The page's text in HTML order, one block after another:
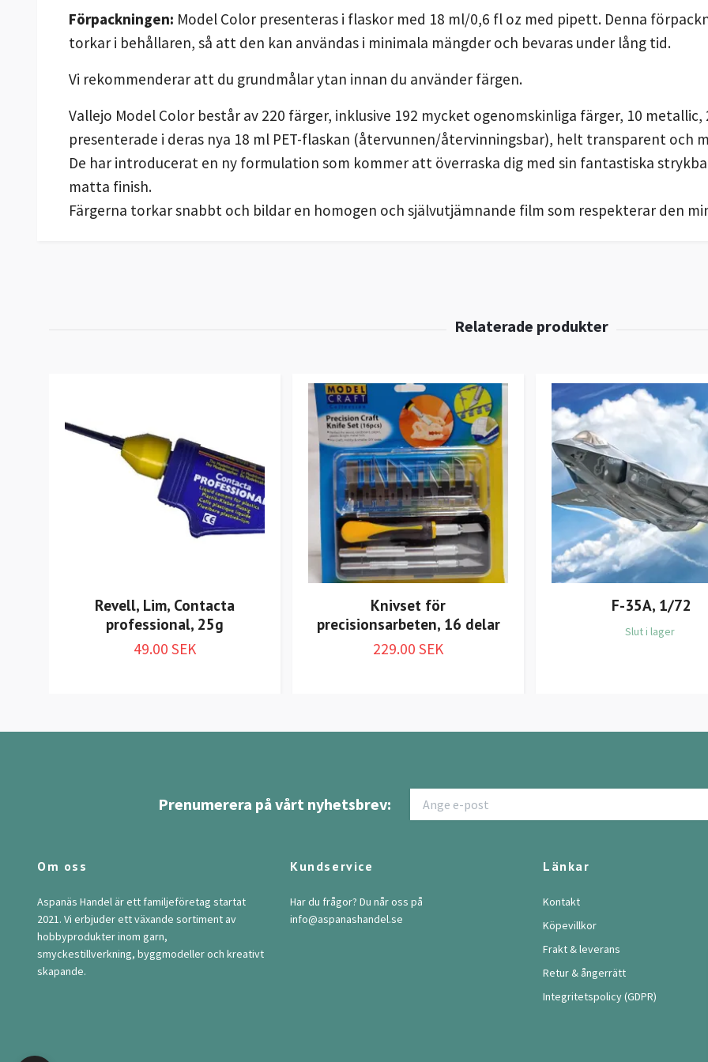
Förpackningen: Model Color presenteras i flaskor med 18 ml/0,6 fl oz med pipett. Denna
torkar i behållaren, så att den kan användas i minimala mängder och bevaras under lång tid.
Vi rekommenderar att du grundmålar ytan innan du använder färgen.
Vallejo Model Color består av 220 färger, inklusive 192 mycket ogenomskinliga färger, 10
presenterade i deras nya 18 ml PET-flaskan (återvunnen/återvinningsbar), helt transparent och
De har introducerat en ny formulation som kommer att överraska dig med sin fantastiska
matta finish.
Färgerna torkar snabbt och bildar en homogen och självutjämnande film som respekterar den
Revell, Lim, Contacta
professional, 25g
49.00 SEK
Knivset för
precisionsarbeten, 16 delar
229.00 SEK
F-35A, 1/72
Slut i lager
Prenumerera på vårt nyhetsbrev:
Om oss
Aspanäs Handel är ett familjeföretag startat
2021. Vi erbjuder ett växande sortiment av
hobbyprodukter inom garn,
smyckestillverkning, byggmodeller och kreativt
skapande.
Kundservice
Har du frågor? Du når oss på
info@aspanashandel.se
Länkar
Kontakt
Köpevillkor
Frakt & leverans
Retur & ångerrätt
Integritetspolicy (GDPR)